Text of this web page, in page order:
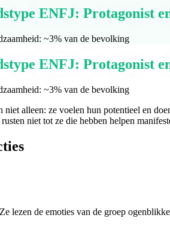
ENFJ: Protagonist
: ~3% van de bevolking
ENFJ: Protagonist
: ~3% van de bevolking
niet alleen: ze voelen hun potentieel en
niet tot ze die hebben helpen
lezen de emoties van de groep